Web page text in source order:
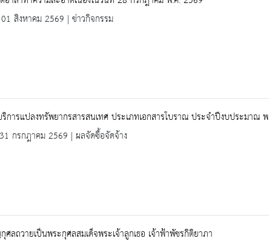
สิงหาคม 2569 | ข่าวกิจกรรม
ริการแปลงทรัพยากรสารสนเทศ ประเภทเอกสารโบราณ ประจำปีงบประมาณ
กรกฎาคม 2569 | ผลจัดซื้อจัดจ้าง
ศลถวายเป็นพระกุศลสมเด็จพระเจ้าลูกเธอ เจ้าฟ้าพัชรกิติยาภา